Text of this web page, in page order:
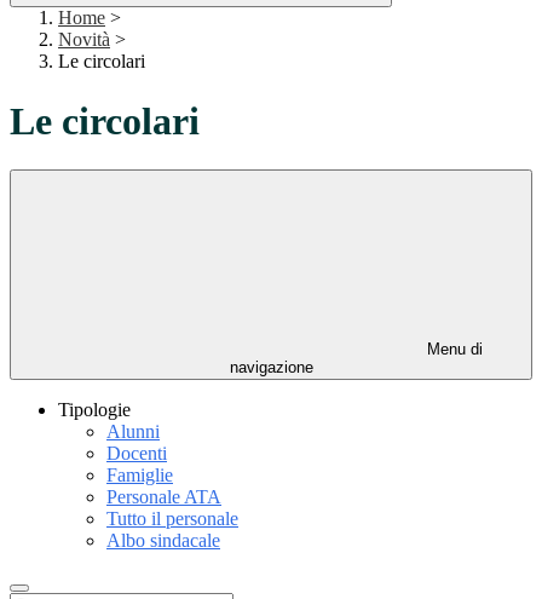
Home >
Novità >
Le circolari
Le circolari
Menu di
navigazione
Tipologie
Alunni
Docenti
Famiglie
Personale ATA
Tutto il personale
Albo sindacale